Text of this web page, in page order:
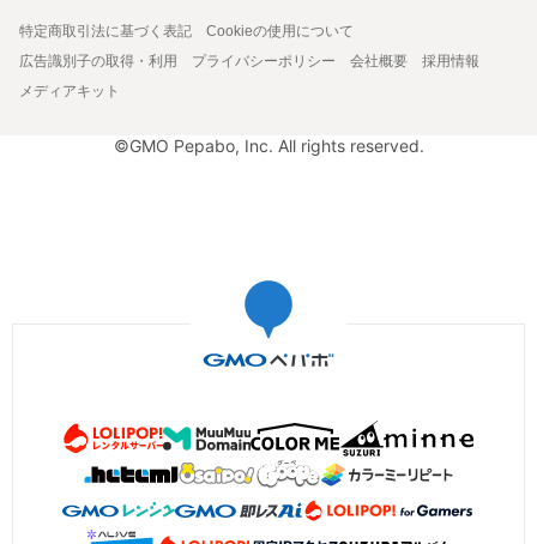
特定商取引法に基づく表記
Cookieの使用について
広告識別子の取得・利用
プライバシーポリシー 会社概要
採用情報
メディアキット
©GMO Pepabo, Inc. All rights reserved.